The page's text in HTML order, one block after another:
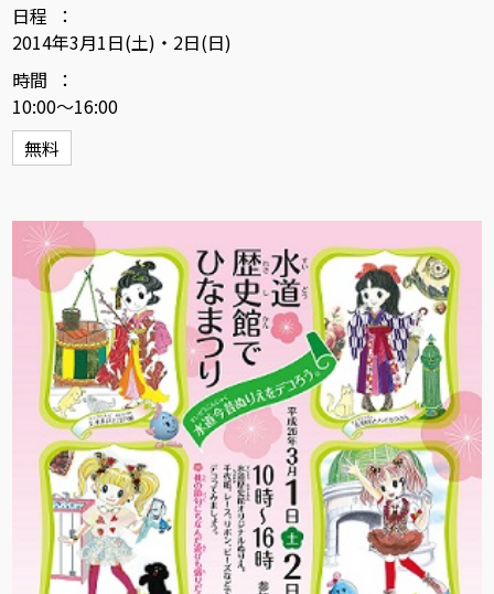
日程
2014年3月1日(土)・2日(日)
時間
10:00～16:00
無料